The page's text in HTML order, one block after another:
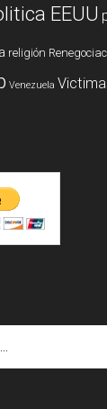
EEUU
religión
Venezuela